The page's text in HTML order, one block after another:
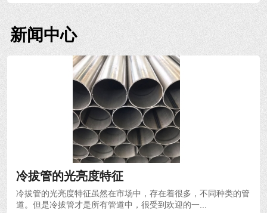
新闻中心
冷拔管的光亮度特征
冷拔管的光亮度特征虽然在市场中，存在着很多，不同种类的管
道。但是冷拔管才是所有管道中，很受到欢迎的一...